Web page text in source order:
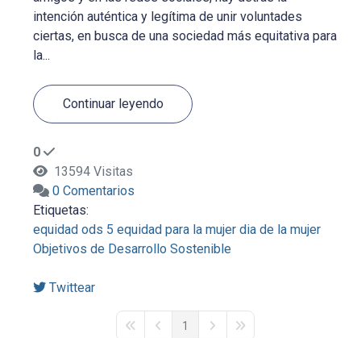
intención auténtica y legítima de unir voluntades
ciertas, en busca de una sociedad más equitativa para
la...
Continuar leyendo
0
13594 Visitas
0 Comentarios
Etiquetas:
equidad ods 5 equidad para la mujer dia de la mujer
Objetivos de Desarrollo Sostenible
Twittear
First PagePrevious Page
1
Next PageLast Page